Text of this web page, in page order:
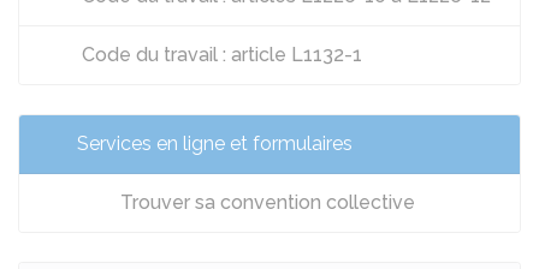
Code du travail : article L1132-1
Services en ligne et formulaires
Trouver sa convention collective